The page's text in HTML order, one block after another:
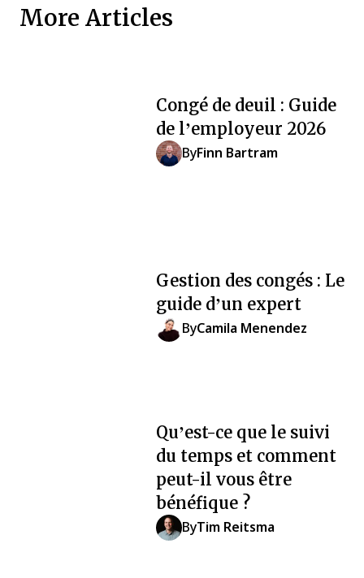
More Articles
Congé de deuil : Guide
de l’employeur 2026
ByFinn Bartram
Gestion des congés : Le
guide d’un expert
ByCamila Menendez
Qu’est-ce que le suivi
du temps et comment
peut-il vous être
bénéfique ?
ByTim Reitsma